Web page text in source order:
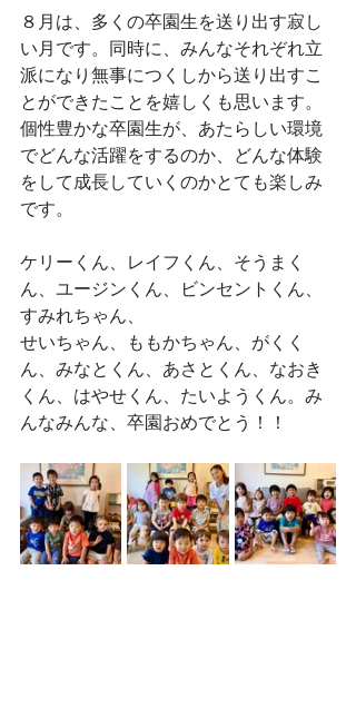
８月は、多くの卒園生を送り出す寂し
い月です。同時に、みんなそれぞれ立
派になり無事につくしから送り出すこ
とができたことを嬉しくも思います。
個性豊かな卒園生が、あたらしい環境
でどんな活躍をするのか、どんな体験
をして成長していくのかとても楽しみ
です。
ケリーくん、レイフくん、そうまく
ん、ユージンくん、ビンセントくん、
すみれちゃん、
せいちゃん、ももかちゃん、がくく
ん、みなとくん、あさとくん、なおき
くん、はやせくん、たいようくん。み
んなみんな、卒園おめでとう！！